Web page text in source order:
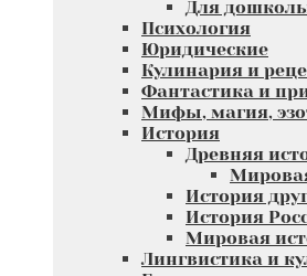
Для
Психология
Юридические
Кулинария и
Фантастика и
Мифы, магия,
История
Древняя
История
История
Мировая
Лингвистика и